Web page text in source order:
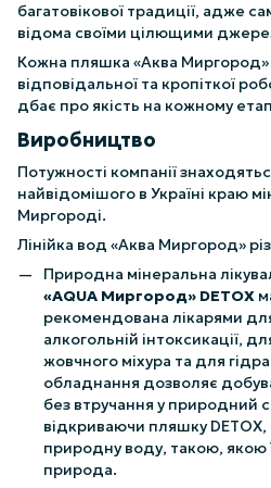
багатовікової традиції, адже
відома своїми цілющими
Кожна пляшка «Аква Миргород»
відповідальної та кропіткої
дбає про якість на кожному
Виробництво
Потужності компанії
найвідомішого в Україні краю
Миргороді.
Лінійка вод «Аква Миргород»
Природна мінеральна
«AQUA Миргород» DETOX
рекомендована лікарями
алкогольній інтоксикації,
жовчного міхура та для
обладнання дозволяє
без втручання у природний
відкриваючи пляшку
природну воду, такою, якою
природа.